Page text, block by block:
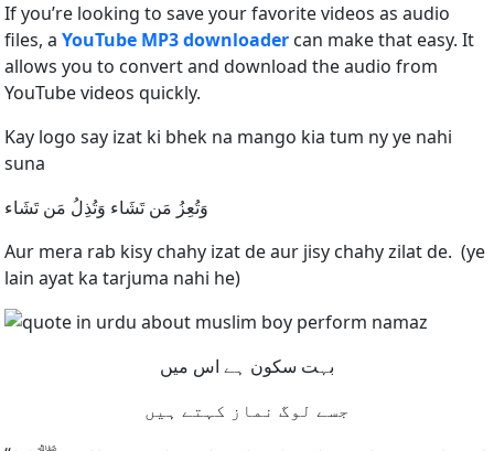
If you’re looking to save your favorite videos as audio
files, aYouTube MP3 downloader can make that easy. It
allows you to convert and download the audio from
YouTube videos quickly.
Kay logo say izat ki bhek na mango kia tum ny ye nahi
suna
وَتُعِزُ مَن تَشَاء وَتُذِلُ مَن تَشَاء
Aur mera rab kisy chahy izat de aur jisy chahy zilat de. (ye
lain ayat ka tarjuma nahi he)
بہت سکون ہے اس میں
جسے لوگ نماز کہتے ہیں